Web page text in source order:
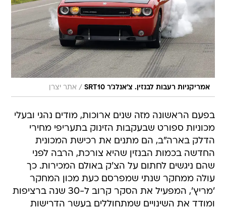
אמריקניות רעבות לבנזין. צ'אנלג'ר SRT10 / אתר יצרן
בפעם הראשונה מזה שנים ארוכות, מודים נהגי ובעלי
מכוניות ספורט שבעקבות הזינוק בתעריפי מחירי
הדלק בארה"ב, הם מתנים את רכישת המכונית
החדשה בכמות הבנזין שהיא צורכת, הרבה לפני
שהם ניגשים לחתום על הצ'ק באולם המכירות. כך
עולה ממחקר שנתי שמפרסם כעת מכון המחקר
'מריץ', המפעיל את הסקר קרוב ל-30 שנה ברציפות
ומודד את השינויים שמתחוללים בעשר הדרישות